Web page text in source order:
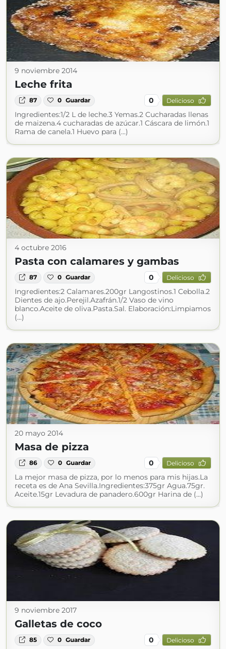
9 noviembre 2014
Leche frita
87 0 Guardar 0 Delicioso
Ingredientes:1/2 L de leche.3 Yemas.2 Cucharadas llenas
de maizena.4 cucharadas de azúcar.1 Cáscara de limón.1
Rama de canela.1 Huevo para (...)
4 octubre 2016
Pasta con calamares y gambas
87 0 Guardar 0 Delicioso
Ingredientes:2 Calamares.200gr Langostinos.1 Cebolla.2
Dientes de ajo.Perejil.Azafrán.1/2 Vaso de vino
blanco.Aceite de oliva.Pasta.Sal. Elaboración:Limpiamos
(...)
20 mayo 2014
Masa de pizza
86 0 Guardar 0 Delicioso
La mejor masa de pizza, por lo menos para mis hijas.La
receta es de Ana Sevilla.Ingredientes:375gr Agua.75gr.
Aceite.15gr Levadura de panadero.600gr Harina de (...)
9 noviembre 2017
Galletas de coco
85 0 Guardar 0 Delicioso